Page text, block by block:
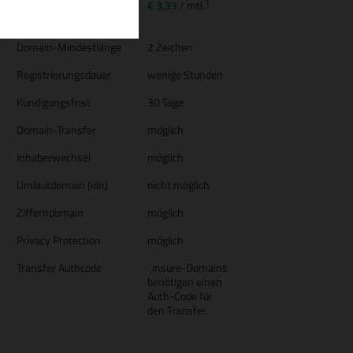
€ 3,33 / mtl.
Domain-Mindestlänge
2 Zeichen
Registrierungsdauer
wenige Stunden
Kündigungsfrist
30 Tage
Domain-Transfer
möglich
Inhaberwechsel
möglich
Umlautdomain (idn)
nicht möglich
Zifferndomain
möglich
Privacy Protection
möglich
Transfer Authcode
.insure-Domains
benötigen einen
Auth-Code für
den Transfer.